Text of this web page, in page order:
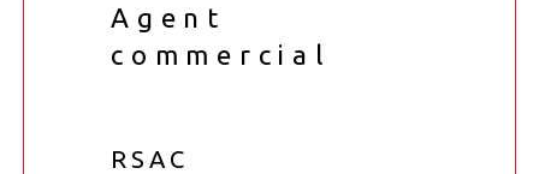
Agent
commercial
RSAC